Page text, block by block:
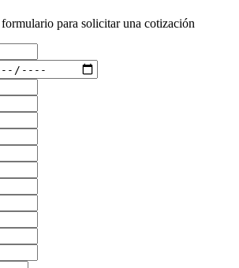
para solicitar una cotización